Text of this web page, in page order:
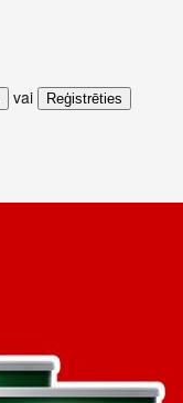
vai Reģistrēties